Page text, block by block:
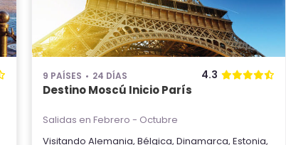
9 PAÍSES 24 DÍAS 4.3
Destino Moscú Inicio París
Salidas en Febrero - Octubre
Visitando Alemania, Bélgica, Dinamarca, Estonia,